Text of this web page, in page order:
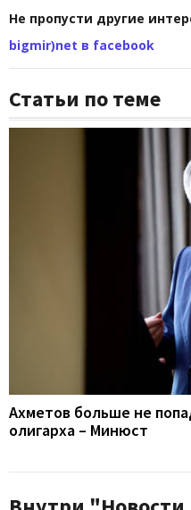
Не пропусти другие
bigmir)net в facebook
Статьи по теме
Ахметов больше не
олигарха – Минюст